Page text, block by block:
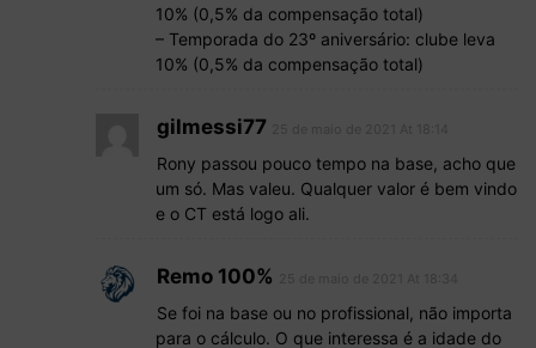
10% (0,5% da compensação total)
– Temporada do 23º aniversário: clube leva
10% (0,5% da compensação total)
gilmessi77
Rony passou pouco tempo na base, acho que
um só. Mas valeu. Qualquer valor é bem vindo
e o CT está logo ali.
Remo 100%
Se foi na base ou no profissional, não importa
para o cálculo. O que interessa é a idade do